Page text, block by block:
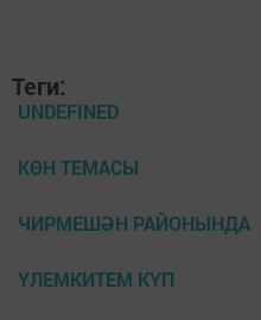
Теги:
UNDEFINED
КӨН ТЕМАСЫ
ЧИРМЕШӘН РАЙОНЫНДА
ҮЛЕМКИТЕМ КҮП